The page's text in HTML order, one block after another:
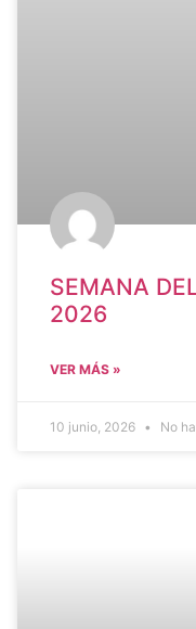
SEMANA
2026
VER MÁS »
10 junio, 2026 No